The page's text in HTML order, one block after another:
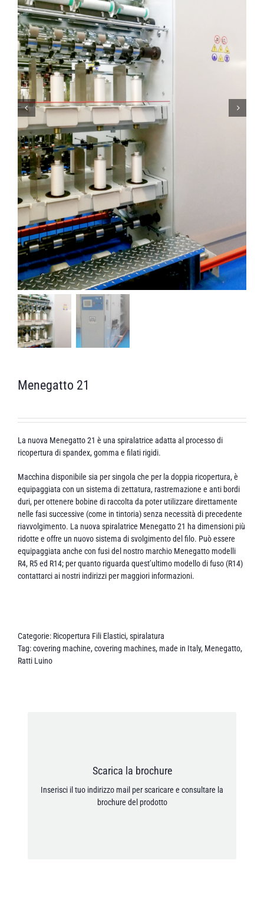
Menegatto 21
La nuova Menegatto 21 è una spiralatrice adatta al processo di
ricopertura di spandex, gomma e filati rigidi.
Macchina disponibile sia per singola che per la doppia ricopertura, è
equipaggiata con un sistema di zettatura, rastremazione e anti bordi
duri, per ottenere bobine di raccolta da poter utilizzare direttamente
nelle fasi successive (come in tintoria) senza necessità di precedente
riavvolgimento. La nuova spiralatrice Menegatto 21 ha dimensioni più
ridotte e offre un nuovo sistema di svolgimento del filo. Può essere
equipaggiata anche con fusi del nostro marchio Menegatto modelli
R4, R5 ed R14; per quanto riguarda quest’ultimo modello di fuso (R14)
contattarci ai nostri indirizzi per maggiori informazioni.
Categorie: Ricopertura Fili Elastici,spiralatura
Tag:covering machine,covering machines, made in Italy, Menegatto,
Ratti Luino
Scarica la brochure
Inserisci il tuo indirizzo mail per scaricare e consultare la
brochure del prodotto
Acconsento che i miei dati personali siano salvati
conformemente alla Politica relativa alla privacy.
[anr_nocaptcha g-recaptcha-response]